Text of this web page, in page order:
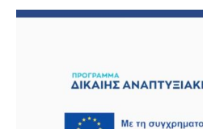
ΣΥΜΜΕΤΟΧΗ
ΕΠΙΚΑΙΡΟΤΗΤΑ
ΕΠΙΚΟΙΝΩΝΙΑ